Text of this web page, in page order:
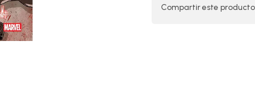
Compartir este producto